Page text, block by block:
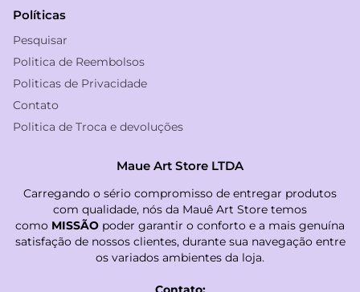
Políticas
Pesquisar
Politica de Reembolsos
Politicas de Privacidade
Contato
Politica de Troca e devoluções
Maue Art Store LTDA
Carregando o sério compromisso de entregar produtos
com qualidade, nós da Mauê Art Store temos
como MISSÃO poder garantir o conforto e a mais genuína
satisfação de nossos clientes, durante sua navegação entre
os variados ambientes da loja.